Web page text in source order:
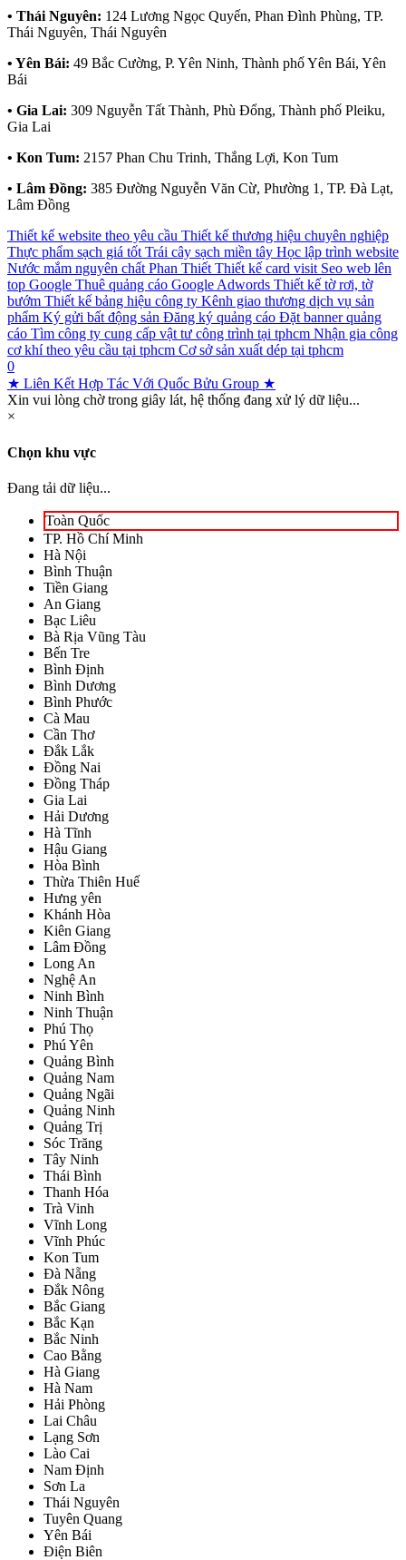
• Thái Nguyên: 124 Lương Ngọc Quyến, Phan Đình Phùng, TP.
Thái Nguyên, Thái Nguyên
• Yên Bái: 49 Bắc Cường, P. Yên Ninh, Thành phố Yên Bái, Yên
Bái
• Gia Lai: 309 Nguyễn Tất Thành, Phù Đổng, Thành phố Pleiku,
Gia Lai
• Kon Tum: 2157 Phan Chu Trinh, Thắng Lợi, Kon Tum
• Lâm Đồng: 385 Đường Nguyễn Văn Cừ, Phường 1, TP. Đà Lạt,
Lâm Đồng
Thiết kế website theo yêu cầu Thiết kế thương hiệu chuyên nghiệp
Thực phẩm sạch giá tốtTrái cây sạch miền tây Học lập trình website
Nước mắm nguyên chất Phan ThiếtThiết kế card visit Seo web lên
top Google Thuê quảng cáo Google Adwords Thiết kế tờ rơi, tờ
bướm Thiết kế bảng hiệu công ty Kênh giao thương dịch vụ sản
phẩm Ký gửi bất động sản Đăng ký quảng cáo Đặt banner quảng
cáo Tìm công ty cung cấp vật tư công trình tại tphcm Nhận gia công
cơ khí theo yêu cầu tại tphcm Cơ sở sản xuất dép tại tphcm
0
★ Liên Kết Hợp Tác Với Quốc Bửu Group ★
Xin vui lòng chờ trong giây lát, hệ thống đang xử lý dữ liệu...
×
Chọn khu vực
Đang tải dữ liệu...
Toàn Quốc
TP. Hồ Chí Minh
Hà Nội
Bình Thuận
Tiền Giang
An Giang
Bạc Liêu
Bà Rịa Vũng Tàu
Bến Tre
Bình Định
Bình Dương
Bình Phước
Cà Mau
Cần Thơ
Đắk Lắk
Đồng Nai
Đồng Tháp
Gia Lai
Hải Dương
Hà Tĩnh
Hậu Giang
Hòa Bình
Thừa Thiên Huế
Hưng yên
Khánh Hòa
Kiên Giang
Lâm Đồng
Long An
Nghệ An
Ninh Bình
Ninh Thuận
Phú Thọ
Phú Yên
Quảng Bình
Quảng Nam
Quảng Ngãi
Quảng Ninh
Quảng Trị
Sóc Trăng
Tây Ninh
Thái Bình
Thanh Hóa
Trà Vinh
Vĩnh Long
Vĩnh Phúc
Kon Tum
Đà Nẵng
Đắk Nông
Bắc Giang
Bắc Kạn
Bắc Ninh
Cao Bằng
Hà Giang
Hà Nam
Hải Phòng
Lai Châu
Lạng Sơn
Lào Cai
Nam Định
Sơn La
Thái Nguyên
Tuyên Quang
Yên Bái
Điện Biên